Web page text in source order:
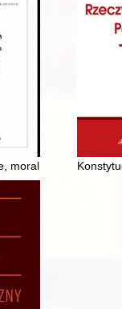
moralne i